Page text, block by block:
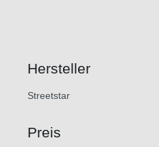
Hersteller
Streetstar
Preis